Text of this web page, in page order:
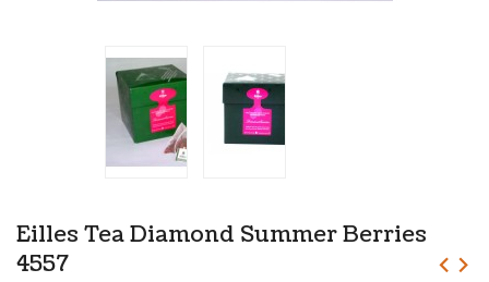
Eilles Tea Diamond Summer Berries
4557